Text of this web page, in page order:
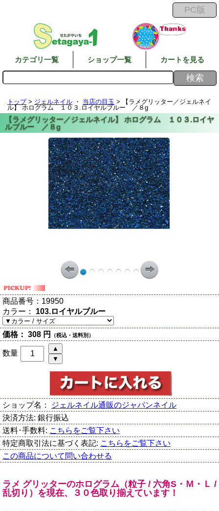
カテゴリ一覧 ショップ一覧 カートを見る
トップ> ジェルネイル ・ 当店の目玉 > 【ラメグリッター／ジェルネイ
ル】 ホログラム １０３.ロイヤルブルー ／８g
商品番号： 19950
カラー： 103.ロイヤルブルー
価格： 308 円 （税込・送料別）
数量
ショップ名：
ジェルネイル通販のジャパンネイル
決済方法: 銀行振込
送料･手数料: こちらをご覧下さい
特定商取引法に基づく表記: こちらをご覧下さい
この商品について問い合わせる
ラメ グリッターのホログラム（粒子 / 六角S・Ｍ・Ｌ /
乱切り）を現在、３０色取り揃えています！